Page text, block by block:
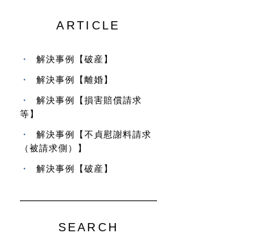
ARTICLE
解決事例【破産】
解決事例【離婚】
解決事例【損害賠償請求
等】
解決事例【不貞慰謝料請求
（被請求側）】
解決事例【破産】
SEARCH